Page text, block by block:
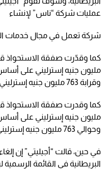
عمليات شركة “ناس” لإنشاء
شركة تعمل في مجال خدمات
مليون جنيه إسترليني على
وقرابة 763 مليون جنيه إسترليني على أساس قيمة الشركة.
مليون جنيه إسترليني على
وحوالي 763 مليون جنيه إسترليني على أساس قيمة الشركة.
في حين، قالت “أجيليتي” إن
البريطانية في القائمة